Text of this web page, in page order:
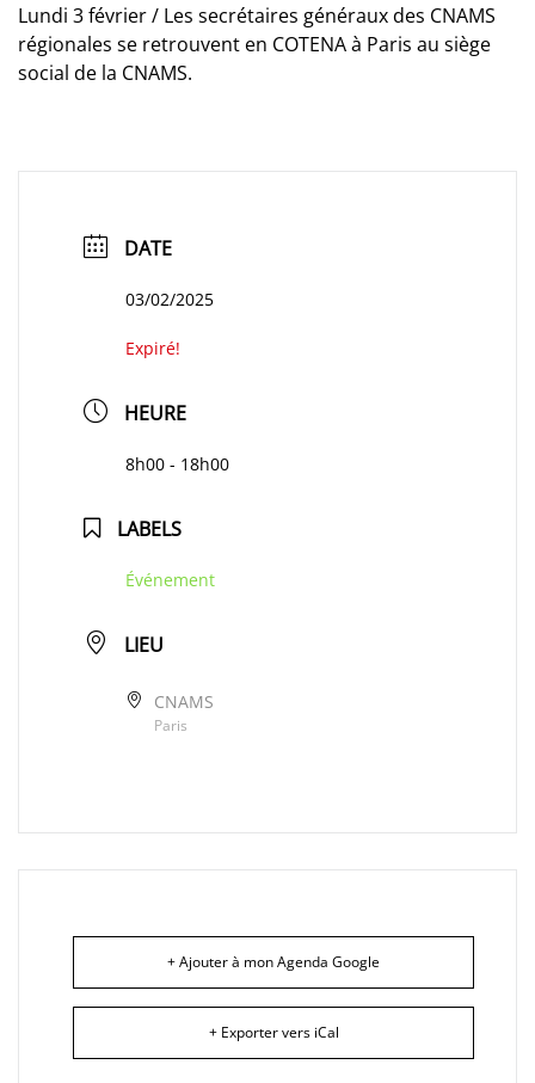
Lundi 3 février / Les secrétaires généraux des CNAMS
régionales se retrouvent en COTENA à Paris au siège
social de la CNAMS.
DATE
03/02/2025
Expiré!
HEURE
8h00 - 18h00
LABELS
Événement
LIEU
CNAMS
Paris
+ Ajouter à mon Agenda Google
+ Exporter vers iCal